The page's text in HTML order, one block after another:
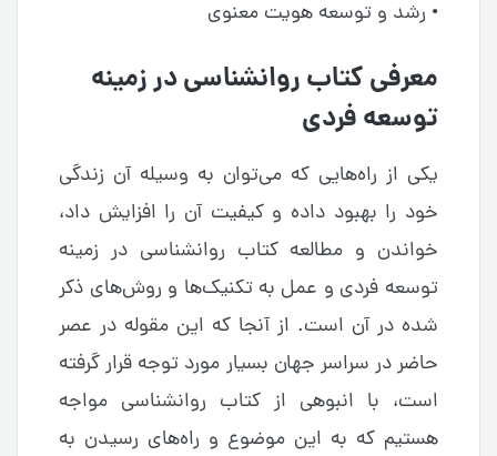
• رشد و توسعه هویت معنوی
معرفی کتاب روانشناسی در زمینه
توسعه فردی
یکی از راه‌هایی که می‌توان به وسیله آن زندگی
خود را بهبود داده و کیفیت آن را افزایش داد،
خواندن و مطالعه کتاب روانشناسی در زمینه
توسعه فردی و عمل به تکنیک‌ها و روش‌های ذکر
شده در آن است. از آنجا که این مقوله در عصر
حاضر در سراسر جهان بسیار مورد توجه قرار گرفته
است، با انبوهی از کتاب روانشناسی مواجه
هستیم که به این موضوع و راه‌های رسیدن به